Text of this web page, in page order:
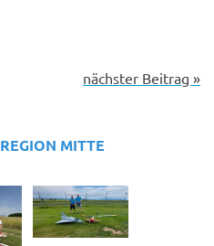
nächster Beitrag »
REGION MITTE